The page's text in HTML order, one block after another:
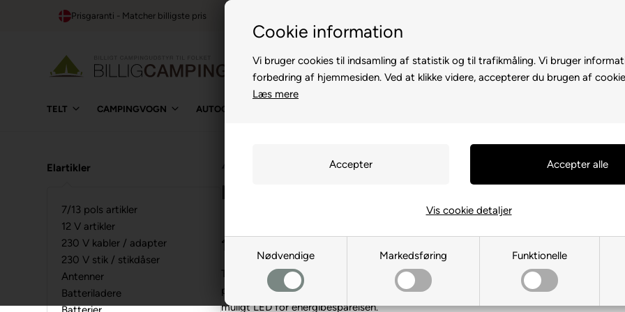
Cookie information
Vi bruger cookies til indsamling af statistik og til trafikmåling. Vi bruger
forbedring af hjemmesiden. Ved at klikke videre, accepterer du brugen af
Læs mere
Nødvendige Markedsføring Funktionelle
Vis cookie detaljer
Prisgaranti - Matcher billigste pris
TELT CAMPINGVOGN AUTOCAMPER
Elartikler
7/13 pols artikler
12 V artikler
230 V kabler / adapter
230 V stik / stikdåser
Antenner
Batteriladere
⛺ Elartikler›Pærer 12 V
Pærer 12 V
12 V pærer med G4, GU4, pinol og bajonetfatninger
Til camping (eller i hjemmet) har vi pærer til alle typer fatninger: G4, GU4, pærer med
produkterne hvis du er i tvivl om hvilken der passer til din fatning. De fleste pærer
muligt LED for energibesparelsen.